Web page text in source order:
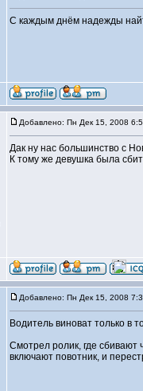
С каждым днём надежды
Добавлено: Пн Дек 15, 2008
Дак ну нас большинство с
К тому же девушка была
Добавлено: Пн Дек 15, 2008
Водитель виноват только в
Смотрел ролик, где сбивают
включают повотник, и